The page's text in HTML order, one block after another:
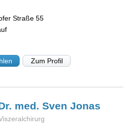
Straße 55
Zum Profil
med. SvenJonas